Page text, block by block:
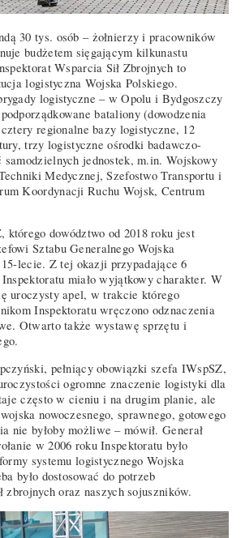
30 tys. osób – żołnierzy i pracowników
budżetem sięgającym kilkunastu
Wsparcia Sił Zbrojnych to
logistyczna Wojska Polskiego.
logistyczne – w Opolu i Bydgoszczy
bataliony (dowodzenia
regionalne bazy logistyczne, 12
trzy logistyczne ośrodki badawczo-
jednostek, m.in. Wojskowy
Medycznej, Szefostwo Transportu i
Koordynacji Ruchu Wojsk, Centrum
którego dowództwo od 2018 roku jest
Sztabu Generalnego Wojska
lecie. Z tej okazji przypadające 6
miało wyjątkowy charakter. W
uroczysty apel, w trakcie którego
Inspektoratu wręczono odznaczenia
Otwarto także wystawę sprzętu i
pełniący obowiązki szefa IWspSZ,
ogromne znaczenie logistyki dla
często w cieniu i na drugim planie, ale
nowoczesnego, sprawnego, gotowego
nie byłoby możliwe – mówił. Generał
w 2006 roku Inspektoratu było
systemu logistycznego Wojska
było dostosować do potrzeb
zbrojnych oraz naszych sojuszników.